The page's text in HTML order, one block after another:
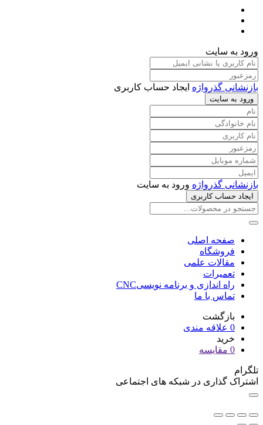
ورود به سایت
بازنشانی گذرواژه ایجاد حساب کاربری
ورود به سایت
بازنشانی گذرواژه ورود به سایت
ایجاد حساب کاربری
صفحه اصلی
فروشگاه
مقالات علمی
تعمیرات
راه اندازی و برنامه نویسیCNC
تماس با ما
بازگشت
0 علاقه مندی
خرید
0 مقایسه
تلگرام
اشتراک گذاری در شبکه های اجتماعی